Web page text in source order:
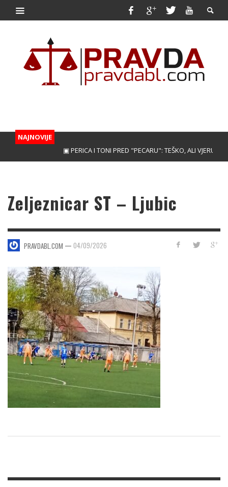
NAJNOVIJE
▣ PERICA I TONI PRED "PECARU": TEŠKO, ALI VJERUJEMO!
Zeljeznicar ST – Ljubic
PRAVDABL.COM — 04/09/2026